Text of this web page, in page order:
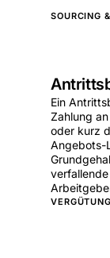
SOURCING
Ein
Zahlung
oder kurz
Angebots-